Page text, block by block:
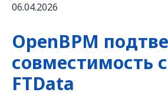
06.04.2026
OpenBPM
совместимость
FTData